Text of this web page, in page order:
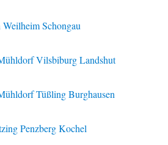
Schongau
Vilsbiburg Landshut
Tüßling Burghausen
Penzberg Kochel